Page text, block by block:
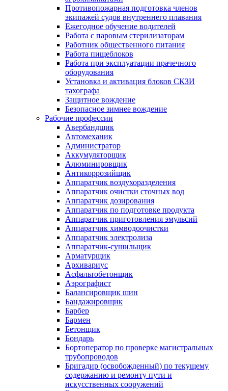
Противопожарная подготовка членов
экипажей судов внутреннего плавания
Ежегодное обучение водителей
Работа с паровым стерилизаторам
Работник общественного питания
Работа пищеблоков
Работа при эксплуатации прачечного
оборудования
Установка и активация блоков СКЗИ
тахографа
Защитное вождение
Безопасное зимнее вождение
Рабочие профессии
Авербандщик
Автомеханик
Администратор
Аккумуляторщик
Алюминировщик
Антикоррозийщик
Аппаратчик воздухоразделения
Аппаратчик очистки сточных вод
Аппаратчик дозирования
Аппаратчик по подготовке продукта
Аппаратчик приготовления эмульсий
Аппаратчик химводоочистки
Аппаратчик электролиза
Аппаратчик-сушильщик
Арматурщик
Архивариус
Асфальтобетонщик
Аэрографист
Балансировщик шин
Бандажировщик
Барбер
Бармен
Бетонщик
Бондарь
Бортоператор по проверке магистральных
трубопроводов
Бригадир (освобожденный) по текущему
содержанию и ремонту пути и
искусственных сооружений